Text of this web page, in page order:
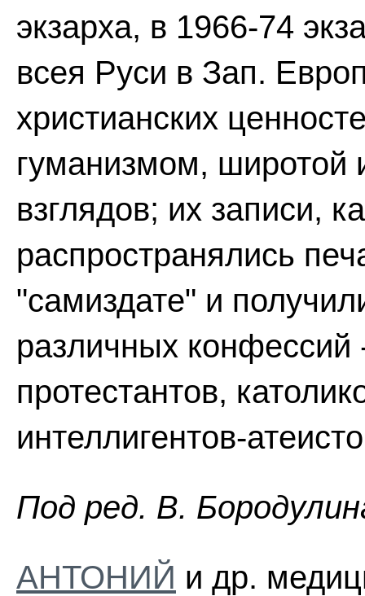
экзарха, в 1966-74
всея Руси в Зап.
христианских
гуманизмом, широтой
взглядов; их записи,
распространялись
"самиздате" и
различных конфессий
протестантов,
интеллигентов-
Пoд peд. B.
АНТОНИЙ и др.